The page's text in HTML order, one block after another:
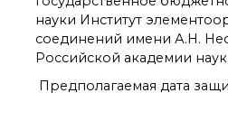
Разработки
Крупный научный
проект
по приоритетным
науки Институт
соединений имени А.Н.
Российской академии наук.
Предполагаемая дата